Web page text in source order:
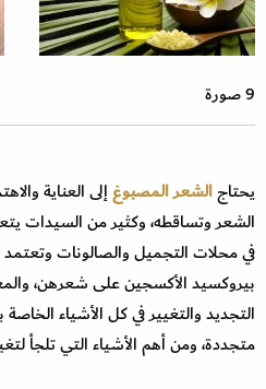
9 صورة
يحتاجالشعر المصبوغإلى العناية
الشعر وتساقطه، وكثير من السيدات
في محلات التجميل والصالونات
بيروكسيد الأكسجين على شعرهن،
التجديد والتغيير في كل الأشياء
متجددة، ومن أهم الأشياء التي تلجأ